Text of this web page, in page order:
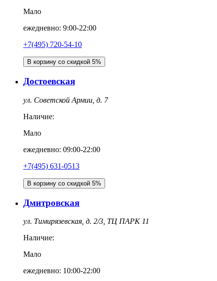
Мало
ежедневно: 9:00-22:00
+7(495) 720-54-10
В корзину со скидкой 5%
Достоевская
ул. Советской Армии, д. 7
Наличие:
Мало
ежедневно: 09:00-22:00
+7(495) 631-0513
В корзину со скидкой 5%
Дмитровская
ул. Тимирязевская, д. 2/3, ТЦ ПАРК 11
Наличие:
Мало
ежедневно: 10:00-22:00